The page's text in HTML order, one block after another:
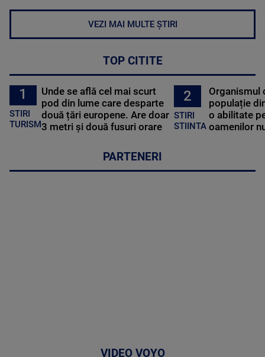
VEZI MAI MULTE ȘTIRI
TOP CITITE
1
STIRI
TURISM
Unde se află cel mai scurt
pod din lume care desparte
două țări europene. Are doar
3 metri și două fusuri orare
2
STIRI
STIINTA
Organismul
populație
o abilitate
oamenilor
PARTENERI
VIDEO VOYO